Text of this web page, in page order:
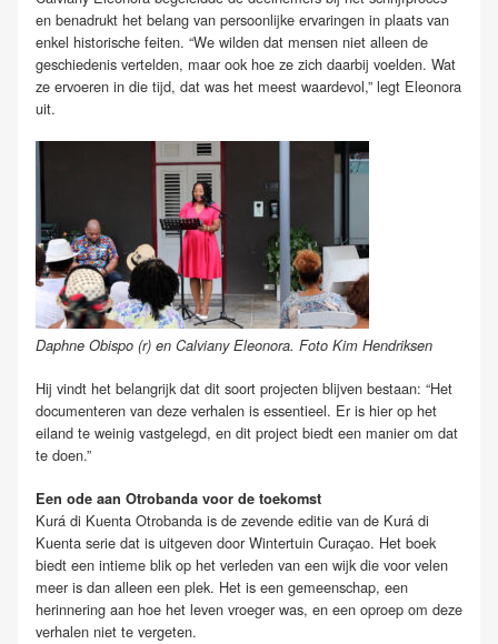
en benadrukt het belang van persoonlijke ervaringen in plaats van
enkel historische feiten. “We wilden dat mensen niet alleen de
geschiedenis vertelden, maar ook hoe ze zich daarbij voelden. Wat
ze ervoeren in die tijd, dat was het meest waardevol,” legt Eleonora
uit.
Daphne Obispo (r) en Calviany Eleonora. Foto Kim Hendriksen
Hij vindt het belangrijk dat dit soort projecten blijven bestaan: “Het
documenteren van deze verhalen is essentieel. Er is hier op het
eiland te weinig vastgelegd, en dit project biedt een manier om dat
te doen.”
Een ode aan Otrobanda voor de toekomst
Kurá di Kuenta Otrobanda is de zevende editie van de Kurá di
Kuenta serie dat is uitgeven door Wintertuin Curaçao. Het boek
biedt een intieme blik op het verleden van een wijk die voor velen
meer is dan alleen een plek. Het is een gemeenschap, een
herinnering aan hoe het leven vroeger was, en een oproep om deze
verhalen niet te vergeten.